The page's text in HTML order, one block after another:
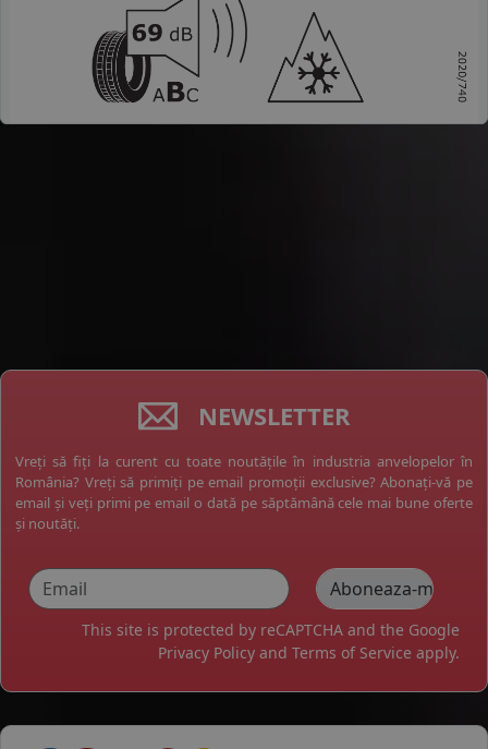
NEWSLETTER
Vreți să fiți la curent cu toate noutățile în industria anvelopelor în
România? Vreți să primiți pe email promoții exclusive? Abonați-vă pe
email și veți primi pe email o dată pe săptămână cele mai bune oferte
și noutăți.
This site is protected by reCAPTCHA and the Google
Privacy Policy and Terms of Service apply.